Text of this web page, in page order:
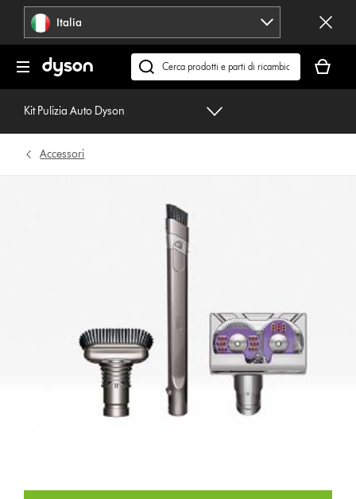
navigazione Italia
Cerca
su
carrello
è
Kit Pulizia Auto Dyson
Accessori